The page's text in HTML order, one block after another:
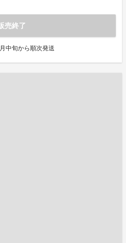
売終了
中旬から順次発送